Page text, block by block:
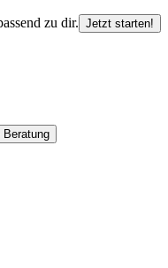
zu dir. Jetzt starten!
Beratung